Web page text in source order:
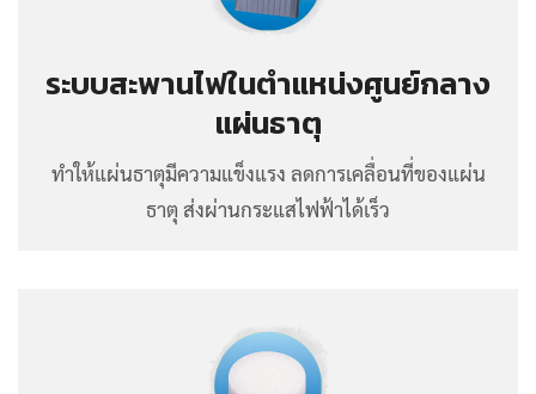
ระบบสะพานไฟในตำแหน่งศูนย์กลาง
แผ่นธาตุ
ทำให้แผ่นธาตุมีความแข็งแรง ลดการเคลื่อนที่ของแผ่น
ธาตุ ส่งผ่านกระแสไฟฟ้าได้เร็ว